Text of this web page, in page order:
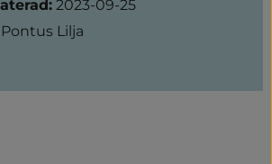
2023-09-25
Pontus Lilja